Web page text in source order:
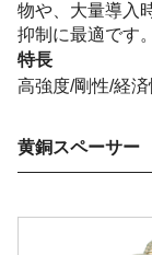
物や、大量導入
抑制に最適です。
特長
高強度/剛性/経済
黄銅スペーサー